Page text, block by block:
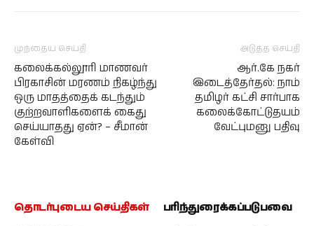
முந்தைய செய்தி
கலைக்கல்லூரி மாணவர்
பிரகாசின் மரணம் நிகழ்ந்து
ஒரு மாதத்தைக் கடந்தும்
குற்றவாளிகளைக் கைது
செய்யாதது ஏன்? – சீமான்
கேள்வி
அடுத்த செய்தி
ஆர்.கே நகர்
இடைத்தேர்தல்: நாம்
தமிழர் கட்சி சார்பாக
கலைக்கோட்டுதயம்
வேட்புமனு பதிவு
தொடர்புடைய செய்திகள் பரிந்துரைக்கப்படுபவை